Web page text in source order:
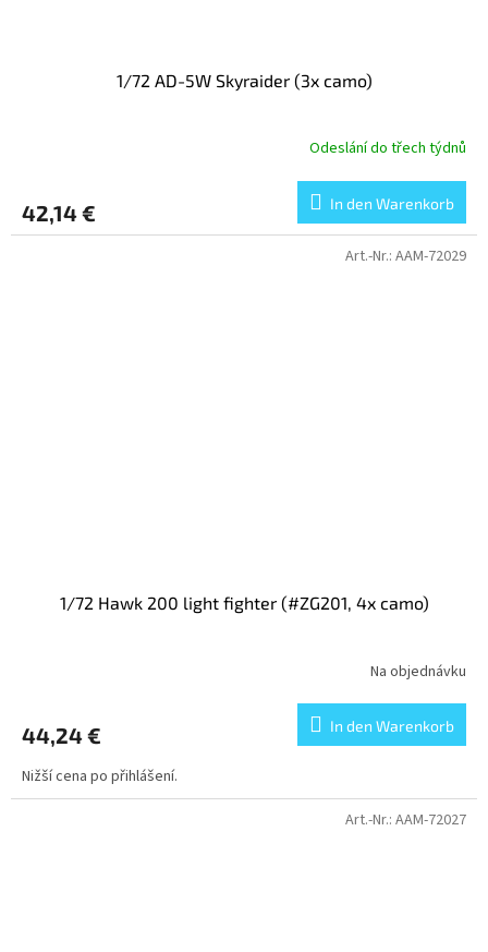
1/72 AD-5W Skyraider (3x camo)
Odeslání do třech týdnů
42,14 € In den Warenkorb
1/72 Hawk 200 light fighter (#ZG201, 4x camo)
Na objednávku
44,24 € In den Warenkorb
Nižší cena po přihlášení.
Art.-Nr.: AAM-72029
Art.-Nr.: AAM-72027